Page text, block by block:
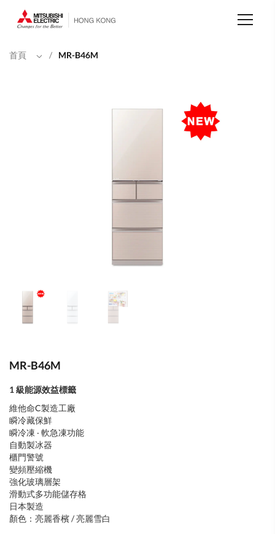
首頁 / MR-B46M
MR-B46M
1 級能源效益標籤
維他命C製造工廠
瞬冷藏保鮮
瞬冷凍 ‧ 軟急凍功能
自動製冰器
櫃門警號
變頻壓縮機
強化玻璃層架
滑動式多功能儲存格
日本製造
顏色：亮麗香檳 / 亮麗雪白